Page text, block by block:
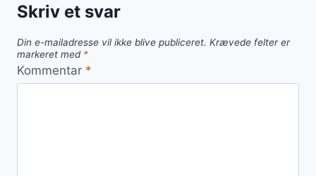
bacon
Skriv et svar
Din e-mailadresse vil ikke blive publiceret. Krævede felter er
markeret med *
Kommentar *